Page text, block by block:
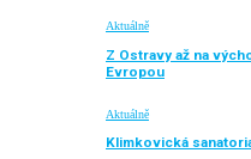
Aktuálně
Z Ostravy až na
Evropou
Aktuálně
Klimkovická